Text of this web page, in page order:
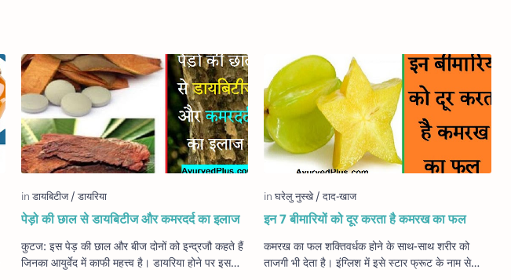
पेड़ो की छाल से डायबिटीज और कमरदर्द का इलाज
कुटज: इस पेड़ की छाल और बीज दोनों को इन्द्रजौ कहते हैं
जिनका आयुर्वेद में काफी महत्त्व है। डायरिया होने पर इसकी
इन 7 बीमारियों को दूर करता है कमरख का फल
कमरख का फल शक्तिवर्धक होने के साथ-साथ शरीर को
ताजगी भी देता है। इंग्लिश में इसे स्टार फ्रूट के नाम से